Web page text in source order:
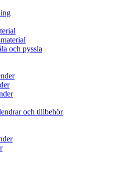
och pyssla
och tillbehör